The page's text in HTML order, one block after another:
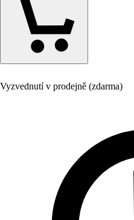
Vyzvednutí v prodejně (zdarma)